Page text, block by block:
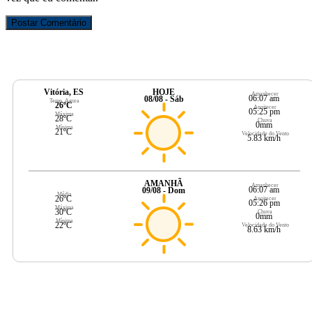
Vitória, ES
Temp. Agora
26ºC
Máxima
28ºC
Mínima
21ºC
HOJE
08/08 - Sáb
Amanhecer
06:07 am
Anoitecer
05:25 pm
Chuva
0mm
Velocidade do Vento
5.83 km/h
Média
26ºC
Máxima
30ºC
Mínima
22ºC
AMANHÃ
09/08 - Dom
Amanhecer
06:07 am
Anoitecer
05:26 pm
Chuva
0mm
Velocidade do Vento
8.63 km/h